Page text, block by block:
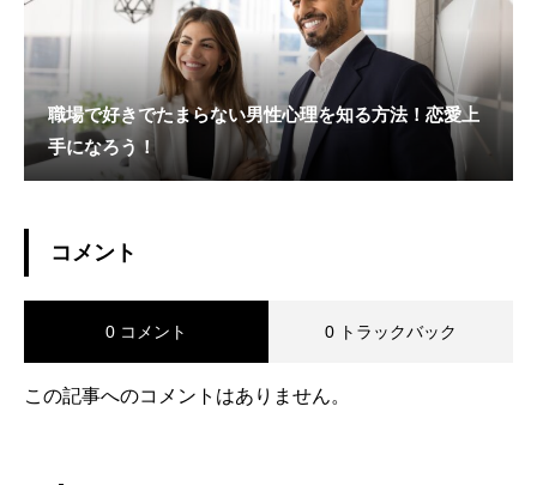
職場で好きでたまらない男性心理を知る方法！恋愛上
手になろう！
コメント
0 コメント 0 トラックバック
この記事へのコメントはありません。